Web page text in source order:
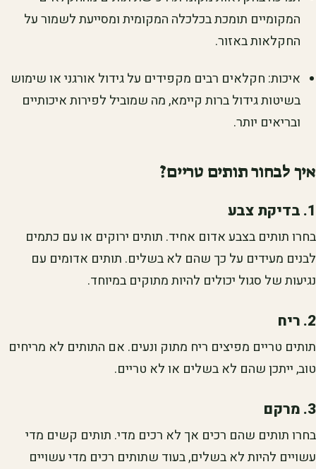
המקומיים תומכת בכלכלה המקומית ומסייעת לשמור על
החקלאות באזור.
איכות: חקלאים רבים מקפידים על גידול אורגני או שימוש
בשיטות גידול ברות קיימא, מה שמוביל לפירות איכותיים
ובריאים יותר.
איך לבחור תותים טריים?
1. בדיקת צבע
בחרו תותים בצבע אדום אחיד. תותים ירוקים או עם כתמים
לבנים מעידים על כך שהם לא בשלים. תותים אדומים עם
נגיעות של סגול יכולים להיות מתוקים במיוחד.
2. ריח
תותים טריים מפיצים ריח מתוק ונעים. אם התותים לא מריחים
טוב, ייתכן שהם לא בשלים או לא טריים.
3. מרקם
בחרו תותים שהם רכים אך לא רכים מדי. תותים קשים מדי
עשויים להיות לא בשלים, בעוד שתותים רכים מדי עשויים